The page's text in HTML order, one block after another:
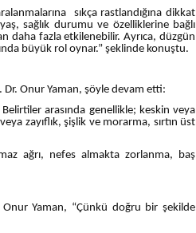
sıkça rastlandığına dikkat
sağlık durumu ve özelliklerine bağlı
daha fazla etkilenebilir. Ayrıca, düzgün
büyük rol oynar.” şeklinde konuştu.
Dr. Onur Yaman, şöyle devam etti:
arasında genellikle; keskin veya
zayıflık, şişlik ve morarma, sırtın üst
ağrı, nefes almakta zorlanma, baş
Yaman, “Çünkü doğru bir şekilde